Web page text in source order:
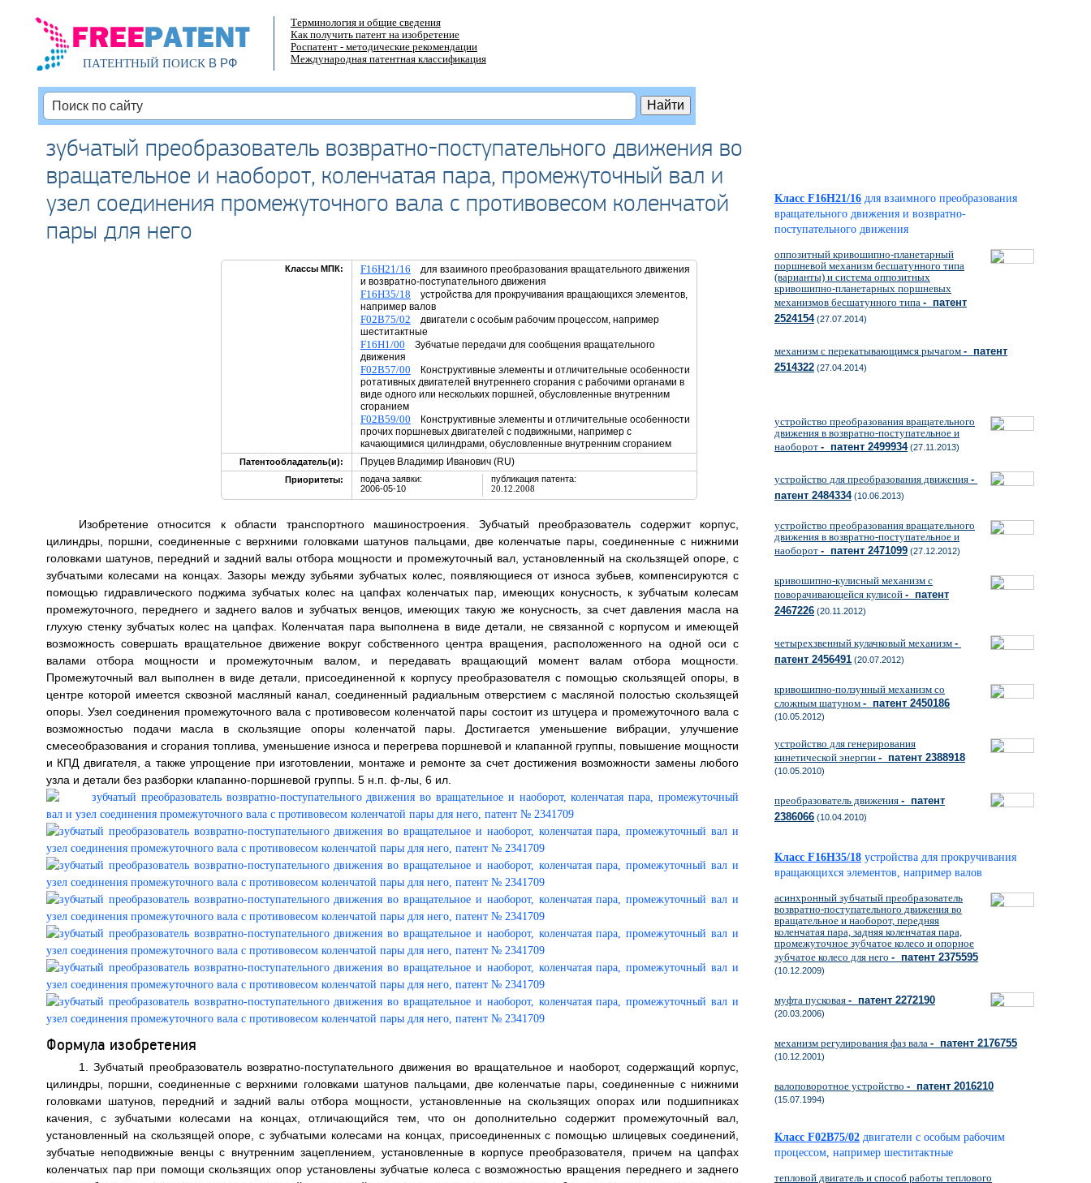
ПАТЕНТНЫЙ ПОИСКВ РФ
Терминология и общие сведения
Как получить патент на изобретение
Роспатент - методические рекомендации
Международная патентная классификация
зубчатый преобразователь возвратно-поступательного движения во
вращательное и наоборот, коленчатая пара, промежуточный вал и
узел соединения промежуточного вала с противовесом коленчатой
пары для него
Классы МПК: F16H21/16 для взаимного преобразования вращательного движения
и возвратно-поступательного движения
F16H35/18 устройства для прокручивания вращающихся элементов,
например валов
F02B75/02 двигатели с особым рабочим процессом, например
шеститактные
F16H1/00 Зубчатые передачи для сообщения вращательного
движения
F02B57/00 Конструктивные элементы и отличительные особенности
ротативных двигателей внутреннего сгорания с рабочими органами в
виде одного или нескольких поршней, обусловленные внутренним
сгоранием
F02B59/00 Конструктивные элементы и отличительные особенности
прочих поршневых двигателей с подвижными, например с
качающимися цилиндрами, обусловленные внутренним сгоранием
Патентообладатель(и): Пруцев Владимир Иванович (RU)
Приоритеты:
подача заявки:
2006-05-10
публикация патента:
20.12.2008
Изобретение относится к области транспортного машиностроения. Зубчатый преобразователь содержит корпус,
цилиндры, поршни, соединенные с верхними головками шатунов пальцами, две коленчатые пары, соединенные с нижними
головками шатунов, передний и задний валы отбора мощности и промежуточный вал, установленный на скользящей опоре, с
зубчатыми колесами на концах. Зазоры между зубьями зубчатых колес, появляющиеся от износа зубьев, компенсируются с
помощью гидравлического поджима зубчатых колес на цапфах коленчатых пар, имеющих конусность, к зубчатым колесам
промежуточного, переднего и заднего валов и зубчатых венцов, имеющих такую же конусность, за счет давления масла на
глухую стенку зубчатых колес на цапфах. Коленчатая пара выполнена в виде детали, не связанной с корпусом и имеющей
возможность совершать вращательное движение вокруг собственного центра вращения, расположенного на одной оси с
валами отбора мощности и промежуточным валом, и передавать вращающий момент валам отбора мощности.
Промежуточный вал выполнен в виде детали, присоединенной к корпусу преобразователя с помощью скользящей опоры, в
центре которой имеется сквозной масляный канал, соединенный радиальным отверстием с масляной полостью скользящей
опоры. Узел соединения промежуточного вала с противовесом коленчатой пары состоит из штуцера и промежуточного вала с
возможностью подачи масла в скользящие опоры коленчатой пары. Достигается уменьшение вибрации, улучшение
смесеобразования и сгорания топлива, уменьшение износа и перегрева поршневой и клапанной группы, повышение мощности
и КПД двигателя, а также упрощение при изготовлении, монтаже и ремонте за счет достижения возможности замены любого
узла и детали без разборки клапанно-поршневой группы. 5 н.п. ф-лы, 6 ил.
Формула изобретения
1. Зубчатый преобразователь возвратно-поступательного движения во вращательное и наоборот, содержащий корпус,
цилиндры, поршни, соединенные с верхними головками шатунов пальцами, две коленчатые пары, соединенные с нижними
головками шатунов, передний и задний валы отбора мощности, установленные на скользящих опорах или подшипниках
качения, с зубчатыми колесами на концах, отличающийся тем, что он дополнительно содержит промежуточный вал,
установленный на скользящей опоре, с зубчатыми колесами на концах, присоединенных с помощью шлицевых соединений,
зубчатые неподвижные венцы с внутренним зацеплением, установленные в корпусе преобразователя, причем на цапфах
коленчатых пар при помощи скользящих опор установлены зубчатые колеса с возможностью вращения переднего и заднего
Класс F16H21/16 для взаимного преобразования
вращательного движения и возвратно-
поступательного движения
оппозитный кривошипно-планетарный
поршневой механизм бесшатунного типа
(варианты) и система оппозитных
кривошипно-планетарных поршневых
механизмов бесшатунного типа - патент
2524154(27.07.2014)
механизм с перекатывающимся рычагом - патент
2514322 (27.04.2014)
устройство преобразования вращательного
движения в возвратно-поступательное и
наоборот - патент 2499934(27.11.2013)
устройство для преобразования движения -
патент 2484334(10.06.2013)
устройство преобразования вращательного
движения в возвратно-поступательное и
наоборот - патент 2471099 (27.12.2012)
кривошипно-кулисный механизм с
поворачивающейся кулисой - патент
2467226 (20.11.2012)
четырехзвенный кулачковый механизм -
патент 2456491 (20.07.2012)
кривошипно-ползунный механизм со
сложным шатуном - патент 2450186
(10.05.2012)
устройство для генерирования
кинетической энергии - патент 2388918
(10.05.2010)
преобразователь движения - патент
2386066 (10.04.2010)
Класс F16H35/18 устройства для прокручивания
вращающихся элементов, например валов
асинхронный зубчатый преобразователь
возвратно-поступательного движения во
вращательное и наоборот, передняя
коленчатая пара, задняя коленчатая пара,
промежуточное зубчатое колесо и опорное
зубчатое колесо для него - патент 2375595
(10.12.2009)
муфта пусковая - патент 2272190
(20.03.2006)
механизм регулирования фаз вала - патент 2176755
(10.12.2001)
валоповоротное устройство - патент 2016210
(15.07.1994)
Класс F02B75/02 двигатели с особым рабочим
процессом, например шеститактные
тепловой двигатель и способ работы теплового